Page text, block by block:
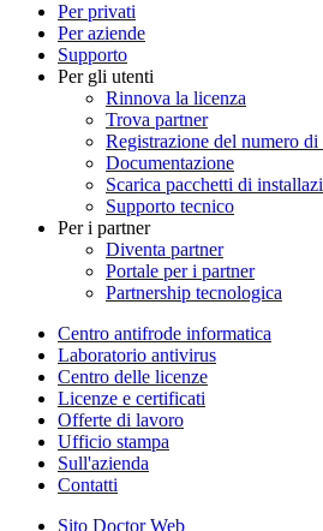
Per privati
Per aziende
Supporto
Per gli utenti
Rinnova la licenza
Trova partner
Registrazione del numero di
Documentazione
Scarica pacchetti di
Supporto tecnico
Per i partner
Diventa partner
Portale per i partner
Partnership tecnologica
Centro antifrode informatica
Laboratorio antivirus
Centro delle licenze
Licenze e certificati
Offerte di lavoro
Ufficio stampa
Sull'azienda
Contatti
Sito Doctor Web